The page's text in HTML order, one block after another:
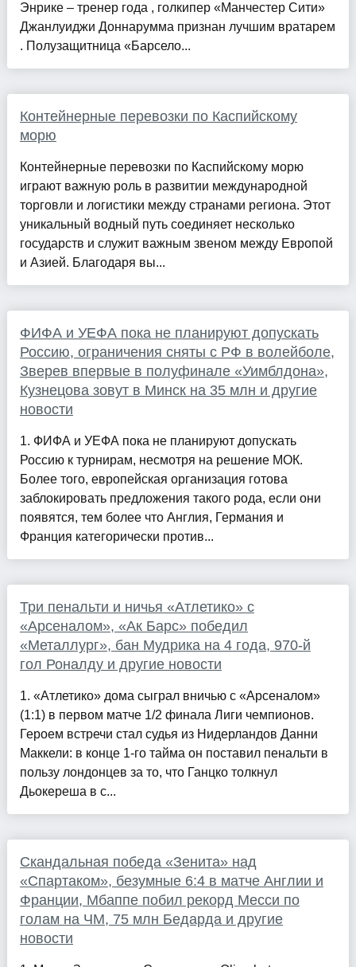
Энрике – тренер года , голкипер «Манчестер Сити»
Джанлуиджи Доннарумма признан лучшим вратарем
. Полузащитница «Барсело...
Контейнерные перевозки по Каспийскому
морю
Контейнерные перевозки по Каспийскому морю
играют важную роль в развитии международной
торговли и логистики между странами региона. Этот
уникальный водный путь соединяет несколько
государств и служит важным звеном между Европой
и Азией. Благодаря вы...
ФИФА и УЕФА пока не планируют допускать
Россию, ограничения сняты с РФ в волейболе,
Зверев впервые в полуфинале «Уимблдона»,
Кузнецова зовут в Минск на 35 млн и другие
новости
1. ФИФА и УЕФА пока не планируют допускать
Россию к турнирам, несмотря на решение МОК.
Более того, европейская организация готова
заблокировать предложения такого рода, если они
появятся, тем более что Англия, Германия и
Франция категорически против...
Три пенальти и ничья «Атлетико» с
«Арсеналом», «Ак Барс» победил
«Металлург», бан Мудрика на 4 года, 970-й
гол Роналду и другие новости
1. «Атлетико» дома сыграл вничью с «Арсеналом»
(1:1) в первом матче 1/2 финала Лиги чемпионов.
Героем встречи стал судья из Нидерландов Данни
Маккели: в конце 1-го тайма он поставил пенальти в
пользу лондонцев за то, что Ганцко толкнул
Дьокереша в с...
Скандальная победа «Зенита» над
«Спартаком», безумные 6:4 в матче Англии и
Франции, Мбаппе побил рекорд Месси по
голам на ЧМ, 75 млн Бедарда и другие
новости